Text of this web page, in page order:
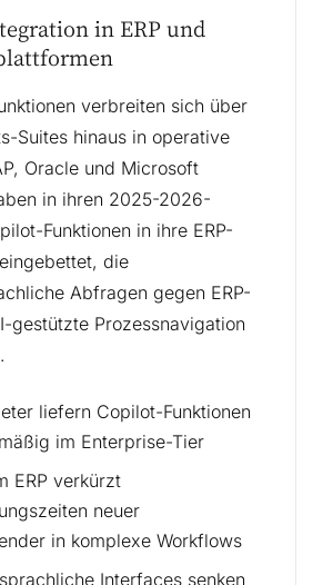
in ERP und
verbreiten sich über
Suites hinaus in operative
Oracle und Microsoft
in ihren 2025-2026-
Funktionen in ihre ERP-
die
Abfragen gegen ERP-
gestützte Prozessnavigation
liefern Copilot-Funktionen
im Enterprise-Tier
ERP verkürzt
neuer
in komplexe Workflows
Interfaces senken